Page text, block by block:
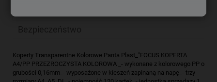
Koperty Transparentne Kolorowe Panta Plast_"FOCUS KOPERTA
A4/PP PRZEZROCZYSTA KOLOROWA _- wykonane z kolorowego PP o
grubości 0,16mm_- wyposażone w kieszeń zapinaną na napę_- trzy